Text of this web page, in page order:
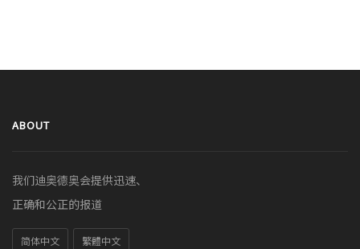
ABOUT
我们迪奥德奥会提供迅速、
正确和公正的报道
简体中文 繁體中文